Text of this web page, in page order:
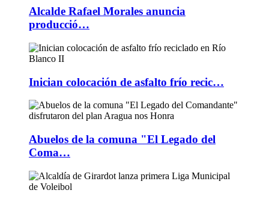
Alcalde Rafael Morales anuncia
producció…
Inician colocación de asfalto frío recic…
Abuelos de la comuna "El Legado del
Coma…